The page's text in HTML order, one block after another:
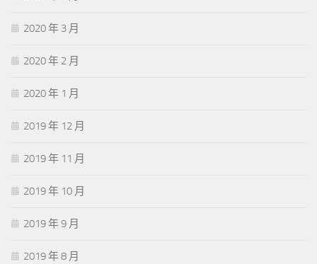
2020 年 3 月
2020 年 2 月
2020 年 1 月
2019 年 12 月
2019 年 11 月
2019 年 10 月
2019 年 9 月
2019 年 8 月